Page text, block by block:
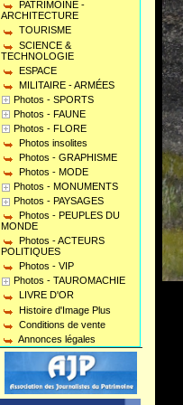
PATRIMOINE -
ARCHITECTURE
TOURISME
SCIENCE &
TECHNOLOGIE
ESPACE
MILITAIRE - ARMÉES
Photos - SPORTS
Photos - FAUNE
Photos - FLORE
Photos insolites
Photos - GRAPHISME
Photos - MODE
Photos - MONUMENTS
Photos - PAYSAGES
Photos - PEUPLES DU
MONDE
Photos - ACTEURS
POLITIQUES
Photos - VIP
Photos - TAUROMACHIE
LIVRE D'OR
Histoire d'Image Plus
Conditions de vente
Annonces légales